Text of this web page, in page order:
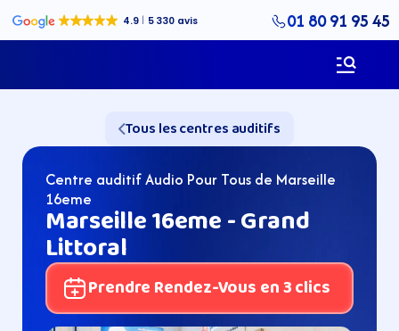
01 80 91 95 45
Tous les centres auditifs
Centre auditif Audio Pour Tous de Marseille
16eme
Marseille 16eme - Grand
Littoral
Prendre Rendez-Vous en 3 clics